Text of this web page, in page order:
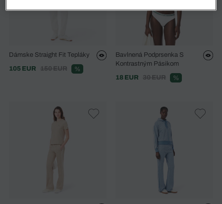
Dámske Straight Fit Tepláky
105 EUR
150 EUR %
Bavlnená Podprsenka S
Kontrastným Pásikom
18 EUR
30 EUR %